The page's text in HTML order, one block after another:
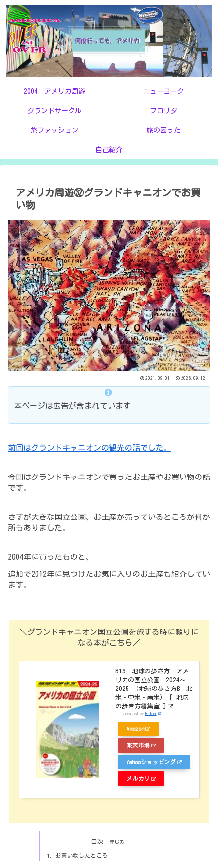
2004 アメリカ周遊 ニューヨーク
グランドサークル フロリダ
旅ファッション 旅の困った
自己紹介
アメリカ周遊㉜グランドキャニオンでお買
い物
2021.09.01 2025.09.12
本ページは広告が含まれています
前回はグランドキャニオンの観光の話でした。
今回はグランドキャニオンで買ったお土産やお買い物の話
です。
さすが大きな国立公園、お土産が売っているところが何か
所もありました。
2004年に買ったものと、
追加で2012年に見つけたお気に入りのお土産も紹介してい
ます。
＼グランドキャニオン国立公園を旅する時に頼りに
なる本がこちら／
B13 地球の歩き方 アメ
リカの国立公園 2024～
2025 （地球の歩き方B 北
米・中米・南米） [ 地球
の歩き方編集室 ]
created by Rinker
Amazon
楽天市場
Yahooショッピング
メルカリ
目次
お買い物したところ